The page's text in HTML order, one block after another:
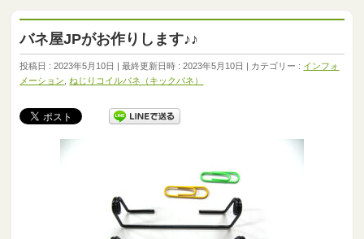
バネ屋JPがお作りします♪♪
投稿日 : 2023年5月10日 最終更新日時 : 2023年5月10日 カテゴリー : インフォ
メーション ,ねじりコイルバネ（キックバネ）